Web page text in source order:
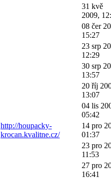
31 kvě
2009,
08 čer
15:27
23 srp
12:29
30 srp
13:57
20 říj
13:07
04 lis
05:42
http://houpacky-
krocan.kvalitne.cz/
14 pro
01:37
23 pro
11:53
27 pro
16:41